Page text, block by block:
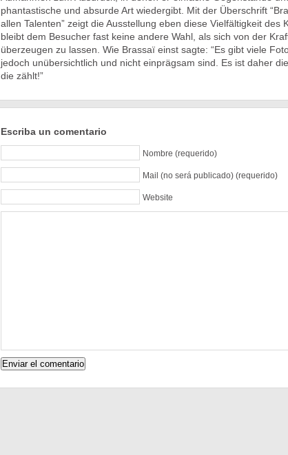
phantastische und absurde Art wiedergibt. Mit der Überschrift
allen Talenten” zeigt die Ausstellung eben diese Vielfältigkeit des
bleibt dem Besucher fast keine andere Wahl, als sich von der
überzeugen zu lassen. Wie Brassaï einst sagte: “Es gibt viele
jedoch unübersichtlich und nicht einprägsam sind. Es ist daher
die zählt!”
Escriba un comentario
Nombre (requerido)
Mail (no será publicado) (requerido)
Website